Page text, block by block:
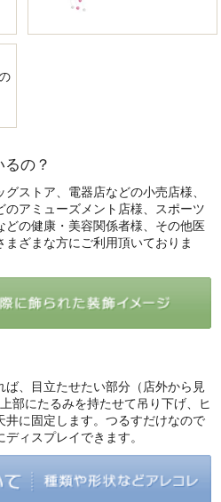
の？
ストア、電器店などの小売店様、
アミューズメント店様、スポーツ
どの健康・美容関係者様、その他医
ざまな方にご利用頂いておりま
、目立たせたい部分（店外から見
部にたるみを持たせて吊り下げ、ヒ
井に固定します。つるすだけなので
ィスプレイできます。